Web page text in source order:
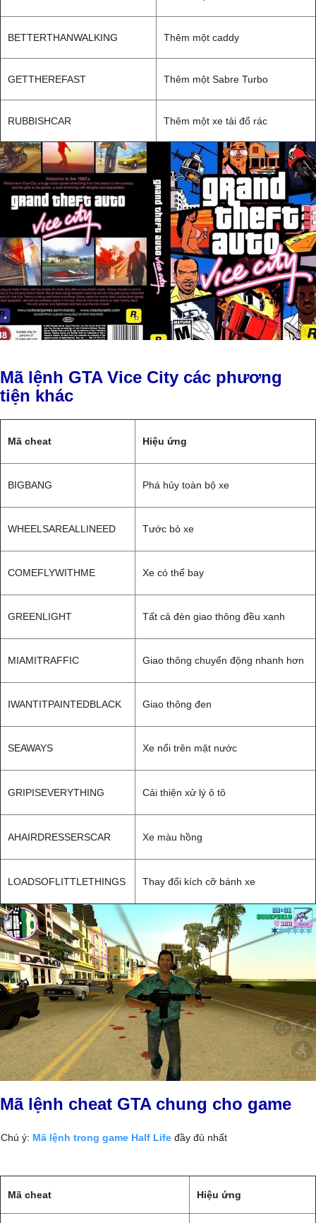
BETTERTHANWALKING Thêm một caddy
GETTHEREFAST Thêm một Sabre Turbo
RUBBISHCAR Thêm một xe tải đổ rác
Mã lệnh GTA Vice City các phương
tiện khác
Mã cheat Hiệu ứng
BIGBANG Phá hủy toàn bộ xe
WHEELSAREALLINEED Tước bỏ xe
COMEFLYWITHME Xe có thể bay
GREENLIGHT Tất cả đèn giao thông đều xanh
MIAMITRAFFIC Giao thông chuyển động nhanh hơn
IWANTITPAINTEDBLACK Giao thông đen
SEAWAYS Xe nổi trên mặt nước
GRIPISEVERYTHING Cải thiện xử lý ô tô
AHAIRDRESSERSCAR Xe màu hồng
LOADSOFLITTLETHINGS Thay đổi kích cỡ bánh xe
Mã lệnh cheat GTA chung cho game
Chú ý: Mã lệnh trong game Half Life đầy đủ nhất
Mã cheat Hiệu ứng